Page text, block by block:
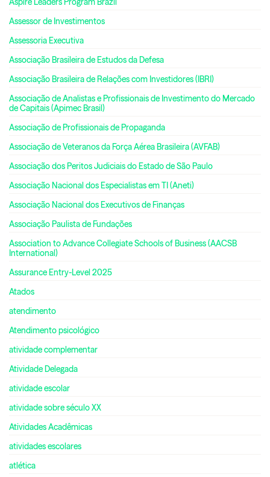
Assessor de Investimentos
Assessoria Executiva
Associação Brasileira de Estudos da Defesa
Associação Brasileira de Relações com Investidores (IBRI)
Associação de Analistas e Profissionais de Investimento do Mercado
de Capitais (Apimec Brasil)
Associação de Profissionais de Propaganda
Associação de Veteranos da Força Aérea Brasileira (AVFAB)
Associação dos Peritos Judiciais do Estado de São Paulo
Associação Nacional dos Especialistas em TI (Aneti)
Associação Nacional dos Executivos de Finanças
Associação Paulista de Fundações
Association to Advance Collegiate Schools of Business (AACSB
International)
Assurance Entry-Level 2025
Atados
atendimento
Atendimento psicológico
atividade complementar
Atividade Delegada
atividade escolar
atividade sobre século XX
Atividades Acadêmicas
atividades escolares
atlética